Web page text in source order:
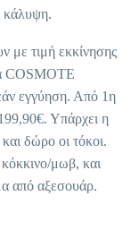
κάλυψη.
με τιμή εκκίνησης
COSMOTE
εγγύηση. Από 1η
Υπάρχει η
δώρο οι τόκοι.
μωβ, και
από αξεσουάρ.